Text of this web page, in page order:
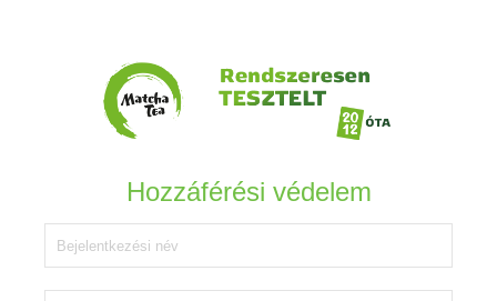
Hozzáférési védelem